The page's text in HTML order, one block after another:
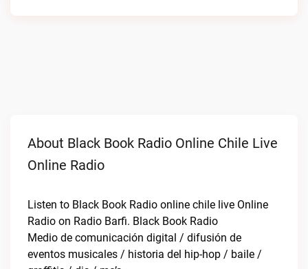
About Black Book Radio Online Chile Live
Online Radio
Listen to Black Book Radio online chile live Online
Radio on Radio Barfi. Black Book Radio
Medio de comunicación digital / difusión de
eventos musicales / historia del hip-hop / baile /